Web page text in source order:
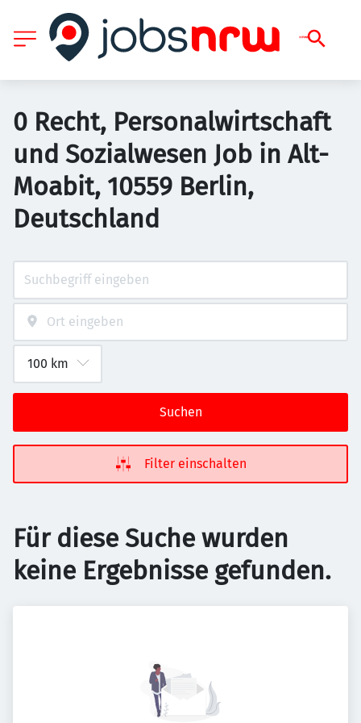
0 Recht, Personalwirtschaft
und Sozialwesen Job in Alt-
Moabit, 10559 Berlin,
Deutschland
Suchen
Filter einschalten
Für diese Suche wurden
keine Ergebnisse gefunden.